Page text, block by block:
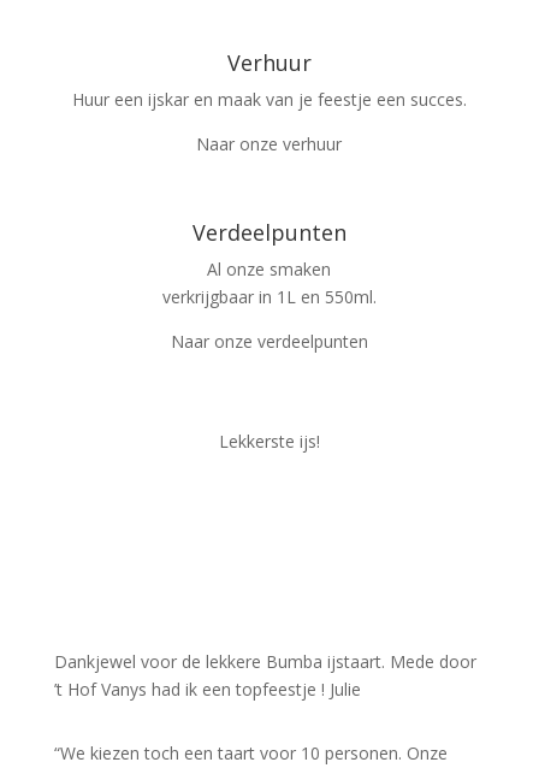
Verhuur
Huur een ijskar en maak van je feestje een succes.
Naar onze verhuur
Verdeelpunten
Al onze smaken
verkrijgbaar in 1L en 550ml.
Naar onze verdeelpunten
Lekkerste ijs!
Dankjewel voor de lekkere Bumba ijstaart. Mede door
’t Hof Vanys had ik een topfeestje ! Julie
“We kiezen toch een taart voor 10 personen. Onze